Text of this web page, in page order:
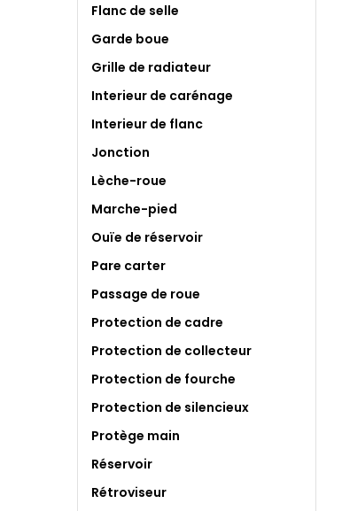
Flanc de selle
Garde boue
Grille de radiateur
Interieur de carénage
Interieur de flanc
Jonction
Lèche-roue
Marche-pied
Ouïe de réservoir
Pare carter
Passage de roue
Protection de cadre
Protection de collecteur
Protection de fourche
Protection de silencieux
Protège main
Réservoir
Rétroviseur